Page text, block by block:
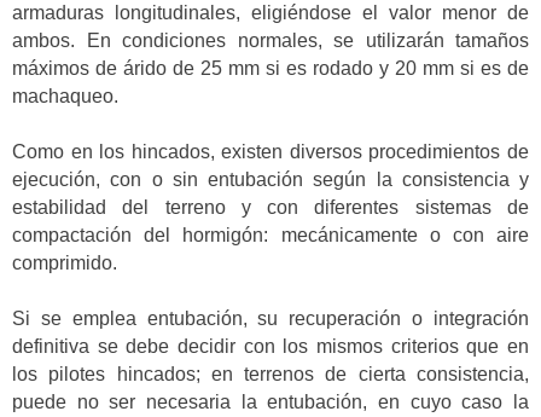
armaduras longitudinales, eligiéndose el valor menor de
ambos. En condiciones normales, se utilizarán tamaños
máximos de árido de 25 mm si es rodado y 20 mm si es de
machaqueo.
Como en los hincados, existen diversos procedimientos de
ejecución, con o sin entubación según la consistencia y
estabilidad del terreno y con diferentes sistemas de
compactación del hormigón: mecánicamente o con aire
comprimido.
Si se emplea entubación, su recuperación o integración
definitiva se debe decidir con los mismos criterios que en
los pilotes hincados; en terrenos de cierta consistencia,
puede no ser necesaria la entubación, en cuyo caso la